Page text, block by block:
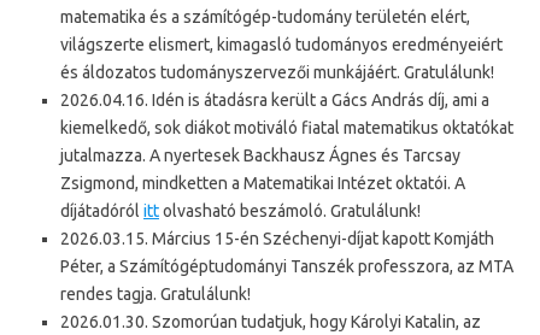
matematika és a számítógép-tudomány területén elért,
világszerte elismert, kimagasló tudományos eredményeiért
és áldozatos tudományszervezői munkájáért. Gratulálunk!
2026.04.16. Idén is átadásra került a Gács András díj, ami a
kiemelkedő, sok diákot motiváló fiatal matematikus oktatókat
jutalmazza. A nyertesek Backhausz Ágnes és Tarcsay
Zsigmond, mindketten a Matematikai Intézet oktatói. A
díjátadóról ittolvasható beszámoló. Gratulálunk!
2026.03.15. Március 15-én Széchenyi-díjat kapott Komjáth
Péter, a Számítógéptudományi Tanszék professzora, az MTA
rendes tagja. Gratulálunk!
2026.01.30. Szomorúan tudatjuk, hogy Károlyi Katalin, az